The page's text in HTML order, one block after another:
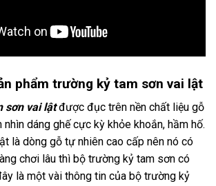
phẩm trường kỷ tam sơn vai lật
sơn vai lậtđược đục trên nền chất liệu gỗ
dáng ghế cực kỳ khỏe khoắn, hầm hố.
là dòng gỗ tự nhiên cao cấp nên nó có
chơi lâu thì bộ trường kỷ tam sơn có
là một vài thông tin của bộ trường kỷ